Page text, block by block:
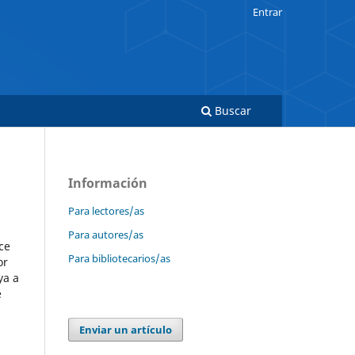
Buscar
Entrar
a
Información
Para lectores/as
Para autores/as
Para bibliotecarios/as
Enviar un artículo